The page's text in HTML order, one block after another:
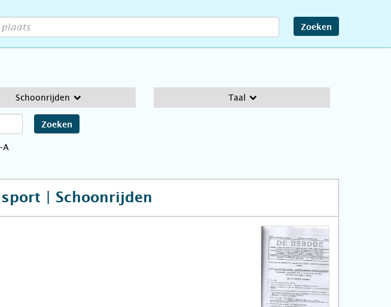
Zoeken
Schoonrijden Taal
Zoeken
A
| Schoonrijden